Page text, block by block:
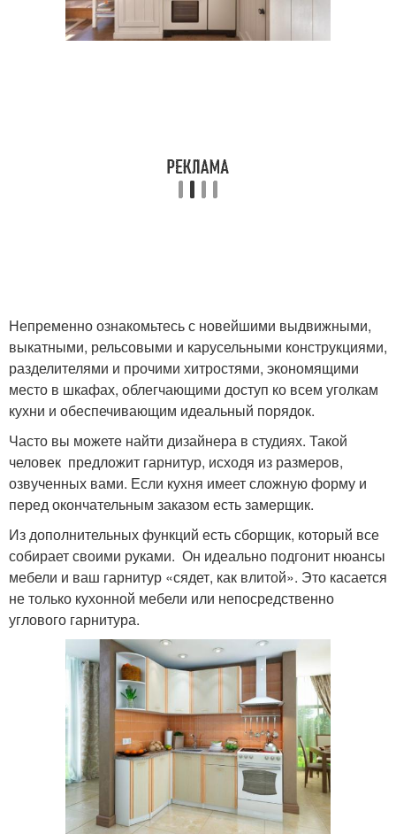
Непременно ознакомьтесь с новейшими выдвижными,
выкатными, рельсовыми и карусельными конструкциями,
разделителями и прочими хитростями, экономящими
место в шкафах, облегчающими доступ ко всем уголкам
кухни и обеспечивающим идеальный порядок.
Часто вы можете найти дизайнера в студиях. Такой
человек предложит гарнитур, исходя из размеров,
озвученных вами. Если кухня имеет сложную форму и
перед окончательным заказом есть замерщик.
Из дополнительных функций есть сборщик, который все
собирает своими руками. Он идеально подгонит нюансы
мебели и ваш гарнитур «сядет, как влитой». Это касается
не только кухонной мебели или непосредственно
углового гарнитура.